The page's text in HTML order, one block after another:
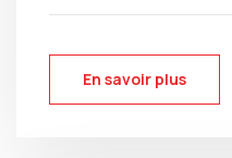
En savoir plus